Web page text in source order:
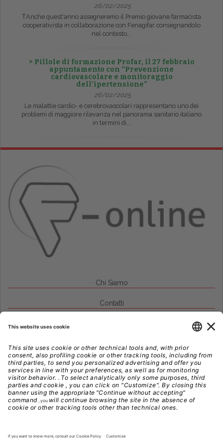
26/02/2025
ŤAnche quest'anno assegneremo il Premio giovane farmacista
cooperativista in collaborazione con Fenagifar consegnandolo
nel contesto...
> Pillole di formazione Profar, il 27 febbraio
appuntamento con “Prevenzione
cardiovascolare e monitoraggio
dell’ipertensione”
26/02/2025
Le malattie cardio- e cerebrovascolari rappresentano uno dei
problemi di maggiore rilevanza nel panorama sanitario italiano
in termini di...
Chi Siamo
Contatti
Note Legali
Privacy
Gestione Cookie